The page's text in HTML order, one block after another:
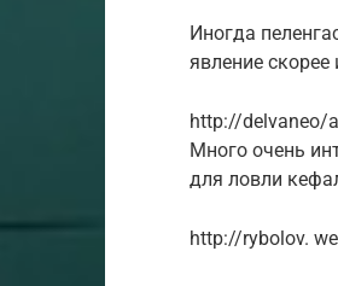
Иногда
явление
http://delvaneo/
Много очень
для ловли
http://rybolov.